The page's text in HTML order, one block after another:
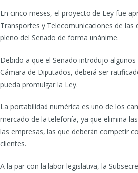
En cinco meses, el proyecto de Ley fue
Transportes y Telecomunicaciones de
pleno del Senado de forma unánime.
Debido a que el Senado introdujo
Cámara de Diputados, deberá ser
pueda promulgar la Ley.
La portabilidad numérica es uno de los
mercado de la telefonía, ya que elimina
las empresas, las que deberán competir
clientes.
A la par con la labor legislativa, la